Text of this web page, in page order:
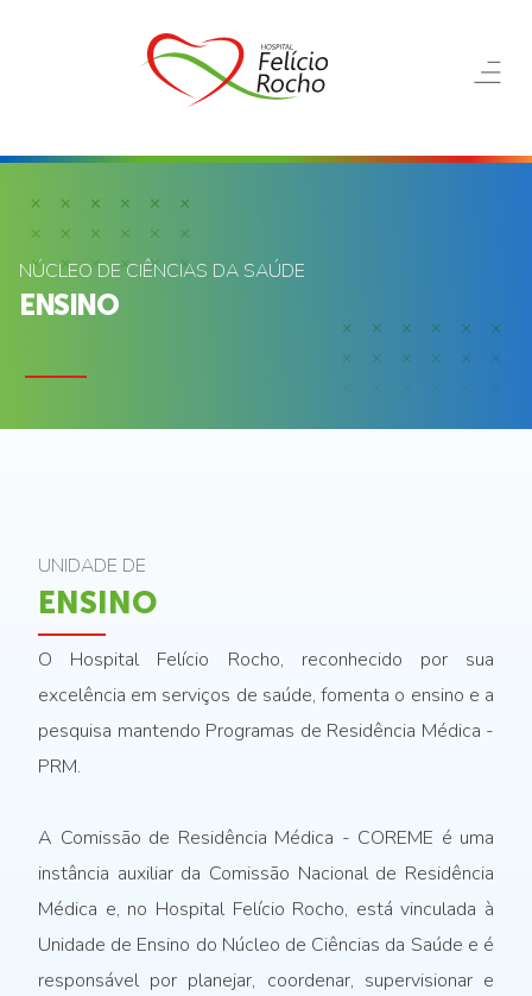
NÚCLEO DE CIÊNCIAS DA SAÚDE
ENSINO
UNIDADE DE
ENSINO
O Hospital Felício Rocho, reconhecido por sua
excelência em serviços de saúde, fomenta o ensino e a
pesquisa mantendo Programas de Residência Médica -
PRM.
A Comissão de Residência Médica - COREME é uma
instância auxiliar da Comissão Nacional de Residência
Médica e, no Hospital Felício Rocho, está vinculada à
Unidade de Ensino do Núcleo de Ciências da Saúde e é
responsável por planejar, coordenar, supervisionar e